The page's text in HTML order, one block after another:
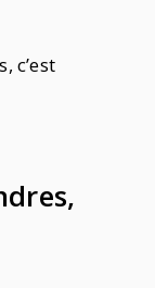
c’est